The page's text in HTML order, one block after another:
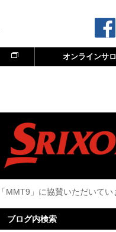
オンラインサ
「MMT9」に協賛いただいてい
ブログ内検索